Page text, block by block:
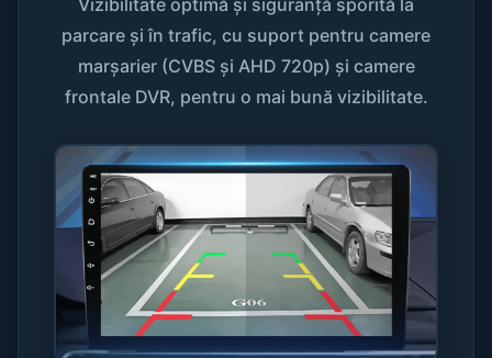
Vizibilitate optimă și siguranță sporită la
parcare și în trafic, cu suport pentru camere
marșarier (CVBS și AHD 720p) și camere
frontale DVR, pentru o mai bună vizibilitate.